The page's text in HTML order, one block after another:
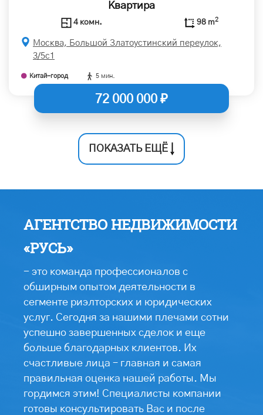
Квартира
4 комн. 98 m2
Москва, Большой Златоустинский переулок,
3/5с1
Китай-город 5 мин.
72 000 000 ₽
ПОКАЗАТЬ ЕЩЁ
АГЕНТСТВО НЕДВИЖИМОСТИ
«РУСЬ»
- это команда профессионалов с
обширным опытом деятельности в
сегменте риэлторских и юридических
услуг. Сегодня за нашими плечами сотни
успешно завершенных сделок и еще
больше благодарных клиентов. Их
счастливые лица – главная и самая
правильная оценка нашей работы. Мы
гордимся этим! Специалисты компании
готовы консультировать Вас и после